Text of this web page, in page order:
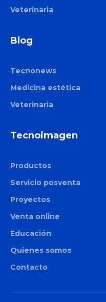
Veterinaria
Blog
Tecnonews
Medicina estética
Veterinaria
Tecnoimagen
Productos
Servicio posventa
Proyectos
Venta online
Educación
Quienes somos
Contacto